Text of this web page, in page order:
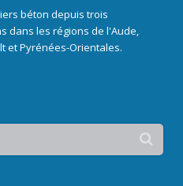
béton depuis trois
dans les régions de l'Aude,
et Pyrénées-Orientales.